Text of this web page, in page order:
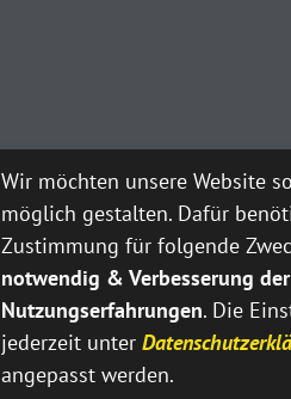
Wir möchten unsere Website
möglich gestalten. Dafür
Zustimmung für folgende
notwendig & Verbesserung der
Nutzungserfahrungen. Die
jederzeit unter
angepasst werden.